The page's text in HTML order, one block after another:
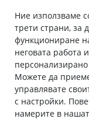
Абонирай се за
С абонамента се
Онлайн аптека,
Ние използваме
трети страни, за
функциониране
неговата работа
Можете да
управлявате
с настройки.
намерите в